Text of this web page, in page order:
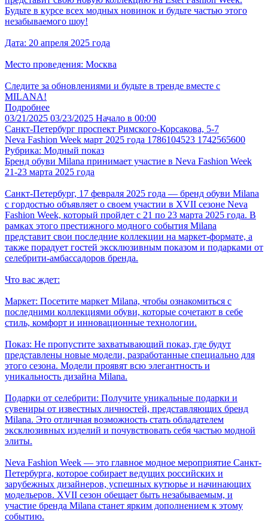
Будьте в курсе всех модных новинок и будьте частью этого
незабываемого шоу!
Дата: 20 апреля 2025 года
Место проведения: Москва
Следите за обновлениями и будьте в тренде вместе с
MILANA!
Подробнее
03/21/2025 03/23/2025 Начало в 00:00
Санкт-Петербург проспект Римского-Корсакова, 5-7
Neva Fashion Week март 2025 года 1786104523 1742565600
Рубрика: Модный показ
Бренд обуви Milanа принимает участие в Neva Fashion Week
21-23 марта 2025 года
Санкт-Петербург, 17 февраля 2025 года — бренд обуви Milanа
с гордостью объявляет о своем участии в XVII сезоне Neva
Fashion Week, который пройдет с 21 по 23 марта 2025 года. В
рамках этого престижного модного события Milanа
представит свои последние коллекции на маркет-формате, а
также порадует гостей эксклюзивным показом и подарками от
селебрити-амбассадоров бренда.
Что вас ждет:
Маркет: Посетите маркет Milanа, чтобы ознакомиться с
последними коллекциями обуви, которые сочетают в себе
стиль, комфорт и инновационные технологии.
Показ: Не пропустите захватывающий показ, где будут
представлены новые модели, разработанные специально для
этого сезона. Модели проявят всю элегантность и
уникальность дизайна Milanа.
Подарки от селебрити: Получите уникальные подарки и
сувениры от известных личностей, представляющих бренд
Milanа. Это отличная возможность стать обладателем
эксклюзивных изделий и почувствовать себя частью модной
элиты.
Neva Fashion Week — это главное модное мероприятие Санкт-
Петербурга, которое собирает ведущих российских и
зарубежных дизайнеров, успешных кутюрье и начинающих
модельеров. XVII сезон обещает быть незабываемым, и
участие бренда Milanа станет ярким дополнением к этому
событию.